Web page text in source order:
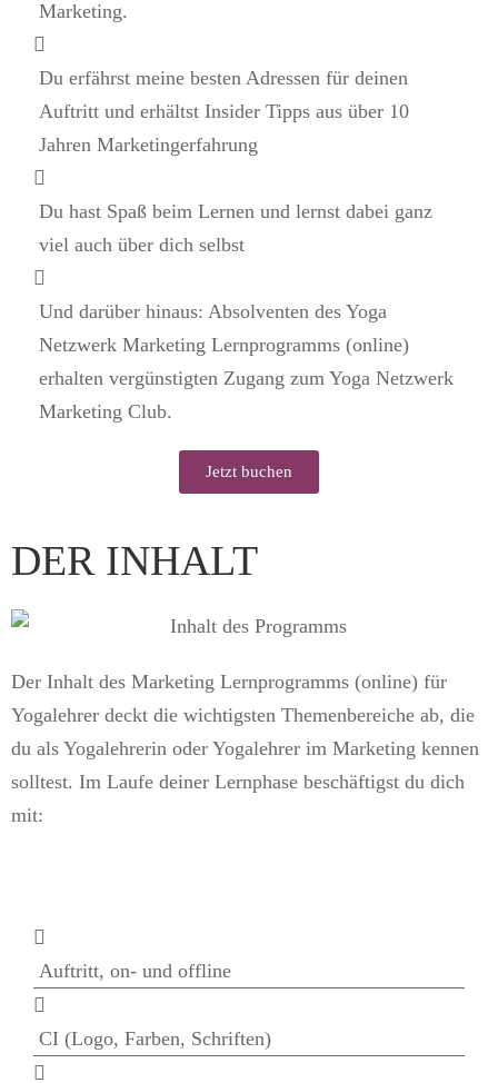
Marketing.
Du erfährst meine besten Adressen für deinen
Auftritt und erhältst Insider Tipps aus über 10
Jahren Marketingerfahrung
Du hast Spaß beim Lernen und lernst dabei ganz
viel auch über dich selbst
Und darüber hinaus: Absolventen des Yoga
Netzwerk Marketing Lernprogramms (online)
erhalten vergünstigten Zugang zum Yoga Netzwerk
Marketing Club.
Jetzt buchen
DER INHALT
Der Inhalt des Marketing Lernprogramms (online) für
Yogalehrer deckt die wichtigsten Themenbereiche ab, die
du als Yogalehrerin oder Yogalehrer im Marketing kennen
solltest. Im Laufe deiner Lernphase beschäftigst du dich
mit:
Auftritt, on- und offline
CI (Logo, Farben, Schriften)